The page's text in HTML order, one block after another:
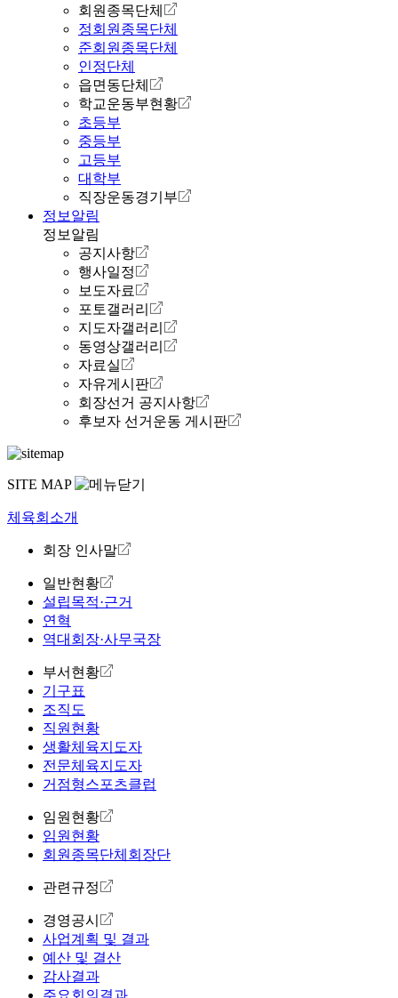
회원종목단체
정회원종목단체
준회원종목단체
인정단체
읍면동단체
학교운동부현황
초등부
중등부
고등부
대학부
직장운동경기부
정보알림
정보알림
공지사항
행사일정
보도자료
포토갤러리
지도자갤러리
동영상갤러리
자료실
자유게시판
회장선거 공지사항
후보자 선거운동 게시판
SITE MAP
체육회소개
회장 인사말
일반현황
설립목적·근거
연혁
역대회장·사무국장
부서현황
기구표
조직도
직원현황
생활체육지도자
전문체육지도자
거점형스포츠클럽
임원현황
임원현황
회원종목단체회장단
관련규정
경영공시
사업계획 및 결과
예산 및 결산
감사결과
주요회의결과